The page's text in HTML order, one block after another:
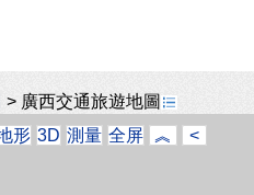
> 廣西交通旅遊地圖
形 3D 測量 全屏 ︽ <